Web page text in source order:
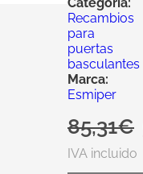
Recambios
para
puertas
basculantes
Marca:
Esmiper
85,31€
IVA incluido